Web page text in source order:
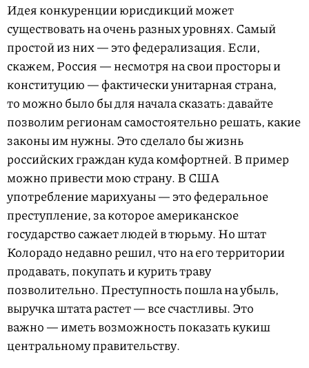
Идея конкуренции юрисдикций может
существовать на очень разных уровнях. Самый
простой из них — это федерализация. Если,
скажем, Россия — несмотря на свои просторы и
конституцию — фактически унитарная страна,
то можно было бы для начала сказать: давайте
позволим регионам самостоятельно решать, какие
законы им нужны. Это сделало бы жизнь
российских граждан куда комфортней. В пример
можно привести мою страну. В США
употребление марихуаны — это федеральное
преступление, за которое американское
государство сажает людей в тюрьму. Но штат
Колорадо недавно решил, что на его территории
продавать, покупать и курить траву
позволительно. Преступность пошла на убыль,
выручка штата растет — все счастливы. Это
важно — иметь возможность показать кукиш
центральному правительству.